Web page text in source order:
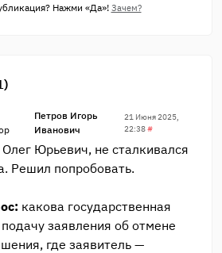
Нажми «Да»! Зачем?
Петров Игорь
Иванович
21 Июня 2025,
22:38#
Юрьевич, не сталкивался
Решил попробовать.
какова государственная
заявления об отмене
где заявитель —